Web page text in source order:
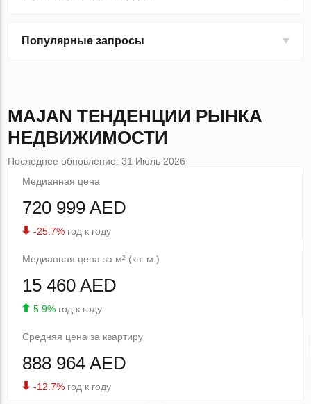
Популярные запросы
MAJANТЕНДЕНЦИИ РЫНКА
НЕДВИЖИМОСТИ
Последнее обновление: 31 Июль 2026
Медианная цена
720 999 AED
-25.7% год к году
Медианная цена за м² (кв. м.)
15 460 AED
5.9% год к году
Средняя цена за квартиру
888 964 AED
-12.7% год к году